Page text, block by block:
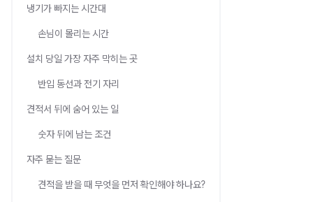
냉기가 빠지는 시간대
손님이 몰리는 시간
설치 당일 가장 자주 막히는 곳
반입 동선과 전기 자리
견적서 뒤에 숨어 있는 일
숫자 뒤에 남는 조건
자주 묻는 질문
견적을 받을 때 무엇을 먼저 확인해야 하나요?